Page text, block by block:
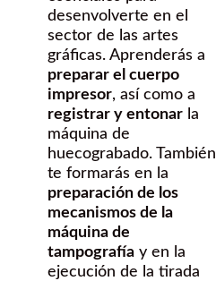
desenvolverte en el
sector de las artes
gráficas. Aprenderás a
preparar el cuerpo
impresor, así como a
registrar y entonar la
máquina de
huecograbado. También
te formarás en la
preparación de los
mecanismos de la
máquina de
tampografía y en la
ejecución de la tirada